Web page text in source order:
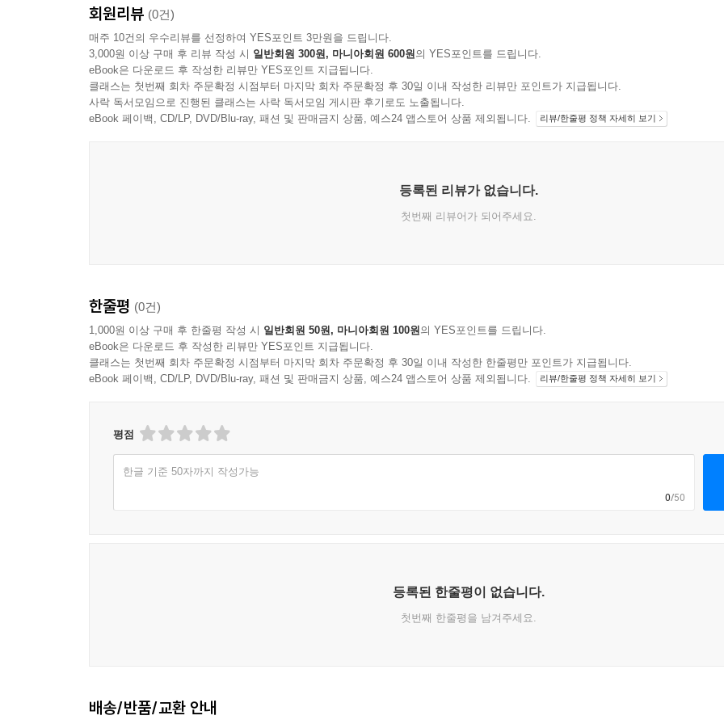
회원리뷰 (0건)
매주 10건의 우수리뷰를 선정하여 YES포인트 3만원을 드립니다.
3,000원 이상 구매 후 리뷰 작성 시 일반회원 300원, 마니아회원 600원의 YES포인트를 드립니다.
eBook은 다운로드 후 작성한 리뷰만 YES포인트 지급됩니다.
클래스는 첫번째 회차 주문확정 시점부터 마지막 회차 주문확정 후 30일 이내 작성한 리뷰만 포인트가 지급됩니다.
사락 독서모임으로 진행된 클래스는 사락 독서모임 게시판 후기로도 노출됩니다.
eBook 페이백, CD/LP, DVD/Blu-ray, 패션 및 판매금지 상품, 예스24 앱스토어 상품 제외됩니다.
리뷰/한줄평 정책 자세히 보기
등록된 리뷰가 없습니다.
첫번째 리뷰어가 되어주세요.
한줄평 (0건)
1,000원 이상 구매 후 한줄평 작성 시 일반회원 50원, 마니아회원 100원의 YES포인트를 드립니다.
eBook은 다운로드 후 작성한 리뷰만 YES포인트 지급됩니다.
클래스는 첫번째 회차 주문확정 시점부터 마지막 회차 주문확정 후 30일 이내 작성한 한줄평만 포인트가 지급됩니다.
eBook 페이백, CD/LP, DVD/Blu-ray, 패션 및 판매금지 상품, 예스24 앱스토어 상품 제외됩니다.
리뷰/한줄평 정책 자세히 보기
평점
한글 기준 50자까지 작성가능
0/50
등록된 한줄평이 없습니다.
첫번째 한줄평을 남겨주세요.
배송/반품/교환 안내